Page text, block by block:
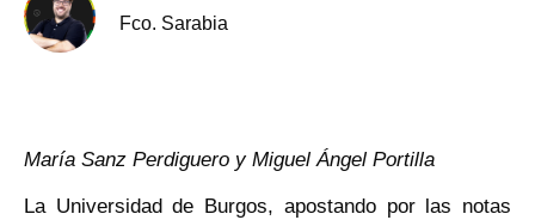
Fco. Sarabia
María Sanz Perdiguero y Miguel Ángel Portilla
La Universidad de Burgos, apostando por las notas